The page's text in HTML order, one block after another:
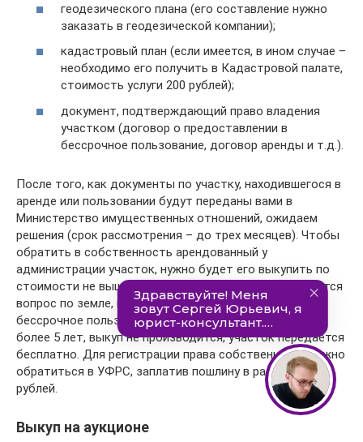
геодезического плана (его составление нужно
заказать в геодезической компании);
кадастровый план (если имеется, в ином случае –
необходимо его получить в Кадастровой палате,
стоимость услуги 200 рублей);
документ, подтверждающий право владения
участком (договор о предоставлении в
бессрочное пользование, договор аренды и т.д.).
После того, как документы по участку, находившегося в
аренде или пользовании будут переданы вами в
Министерство имущественных отношений, ожидаем
решения (срок рассмотрения – до трех месяцев). Чтобы
обратить в собственность арендованный у
администрации участок, нужно будет его выкупить по
стоимости не выше кадастровой. Если рассматривается
вопрос по земле, которая была предоставлена в
бессрочное пользование и с этого момента прошло
более 5 лет, выкуп не производится, участок передается
бесплатно. Для регистрации права собственности нужно
обратиться в УФРС, заплатив пошлину в размере 2000
рублей.
Выкуп на аукционе